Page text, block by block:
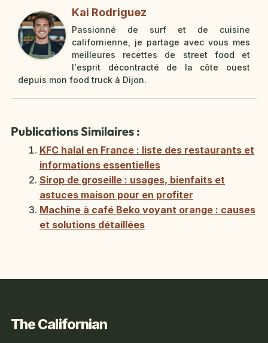
Kai Rodriguez
Passionné de surf et de cuisine
californienne, je partage avec vous mes
meilleures recettes de street food et
l'esprit décontracté de la côte ouest
depuis mon food truck à Dijon.
Publications Similaires :
KFC halal en France : liste des restaurants et
informations essentielles
Sirop de groseille : usages, bienfaits et
astuces maison pour en profiter
Machine à café Beko voyant orange : causes
et solutions détaillées
The Californian